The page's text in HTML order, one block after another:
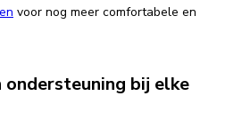
voor nog meer comfortabele en
ondersteuning bij elke